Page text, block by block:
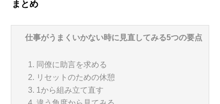
まとめ
仕事がうまくいかない時に見直してみる5つの要点
同僚に助言を求める
リセットのための休憩
1から組み立て直す